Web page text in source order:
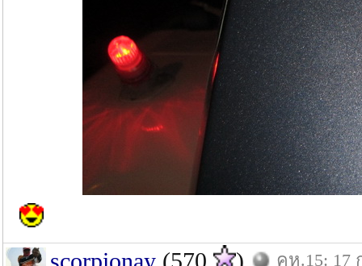
คห.15: 17